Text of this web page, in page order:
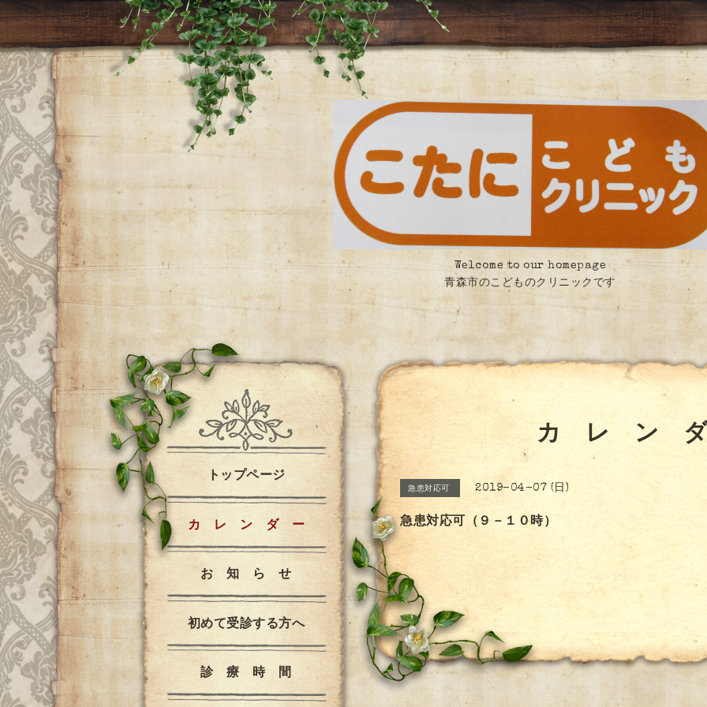
Welcome to our homepage
青森市のこどものクリニックです
カ レ ン
急患対応可 2019-04-07 (日)
急患対応可（９－１０時）
トップページ
カ レ ン ダ ー
お 知 ら せ
初めて受診する方へ
診 療 時 間